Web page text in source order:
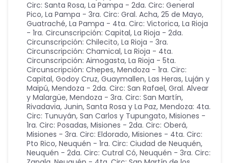
Circ: Santa Rosa, La Pampa - 2da. Circ: General
Pico, La Pampa - 3ra. Circ: Gral. Acha, 25 de Mayo,
Guatraché, La Pampa - 4ta. Circ: Victorica, La Rioja
- 1ra. Circunscripción: Capital, La Rioja - 2da.
Circunscripción: Chilecito, La Rioja - 3ra.
Circunscripción: Chamical, La Rioja - 4ta.
Circunscripción: Aimogasta, La Rioja - 5ta.
Circunscripción: Chepes, Mendoza - 1ra. Circ:
Capital, Godoy Cruz, Guaymallen, Las Heras, Luján y
Maipú, Mendoza - 2da. Circ: San Rafael, Gral. Alvear
y Malargüe, Mendoza - 3ra. Circ: San Martín,
Rivadavia, Junin, Santa Rosa y La Paz, Mendoza: 4ta.
Circ: Tunuyán, San Carlos y Tupungato, Misiones -
1ra. Circ: Posadas, Misiones - 2da. Circ: Oberá,
Misiones - 3ra. Circ: Eldorado, Misiones - 4ta. Circ:
Pto Rico, Neuquén - 1ra. Circ: Ciudad de Neuquén,
Neuquén - 2da. Circ: Cutral Có, Neuquén - 3ra. Circ: